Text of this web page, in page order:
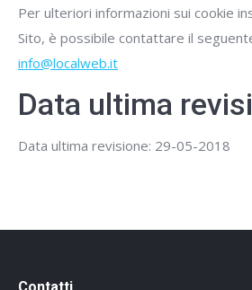
Per ulteriori informazioni sui cookie
Sito, è possibile contattare il
info@localweb.it
Data ultima
Data ultima revisione: 29-05-2018